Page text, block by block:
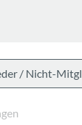
/ Nicht-